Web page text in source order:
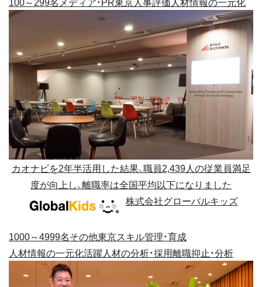
カオナビを2年半活用した結果、職員2,439人の従業員満足
度が向上し、離職率は全国平均以下になりました
株式会社グローバルキッズ
1000～4999名その他東京スキル管理・育成
人材情報の一元化活躍人材の分析・採用離職抑止・分析